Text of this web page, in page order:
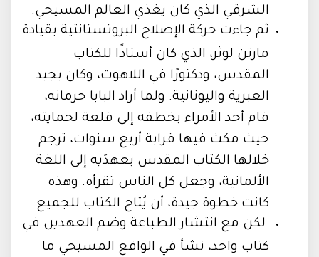
الشرقي الذي كان يغذي العالم المسيحي.
ثم جاءت حركة الإصلاح البروتستانتية بقيادة
مارتن لوثر، الذي كان أستاذًا للكتاب
المقدس، ودكتورًا في اللاهوت، وكان يجيد
العبرية واليونانية. ولما أراد البابا حرمانه،
قام أحد الأمراء بخطفه إلى قلعة لحمايته،
حيث مكث فيها قرابة أربع سنوات، ترجم
خلالها الكتاب المقدس بعهدَيه إلى اللغة
الألمانية، وجعل كل الناس تقرأه. وهذه
كانت خطوة جيدة، أن يُتاح الكتاب للجميع.
لكن مع انتشار الطباعة وضم العهدين في
كتاب واحد، نشأ في الواقع المسيحي ما